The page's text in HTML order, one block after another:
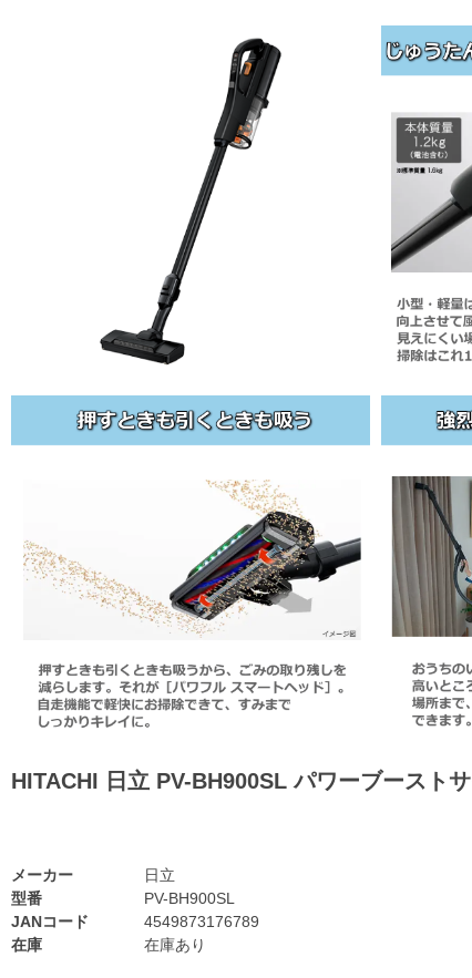
HITACHI 日立 PV-BH900SL パワーブースト
型番
PV-BH900SL
JANコード
4549873176789
在庫
在庫あり
メーカー 日立